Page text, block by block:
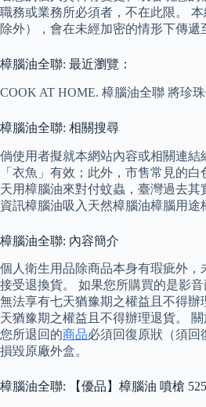
職務或業務所必須者，不在此限。
除外），會在未經加密的情形下傳遞
樟腦油全聯: 最近瀏覽：
COOK AT HOME. 樟腦油全聯 將珍
樟腦油全聯: 相關搜尋
倘使用者擬就本網站內容或相關連
「衣魚」有效；此外，市售常見的
天用樟腦油來對付蚊蟲，臺灣過去
資訊樟腦油吸入天然樟腦油樟腦用
樟腦油全聯: 內容簡介
個人衛生用品除商品本身有瑕疵外
接受退換貨。 如果您所購買的是影
無法享有七天猶豫期之權益且不得
天猶豫期之權益且不得辦理退貨。
您所退回的商品必須回復原狀（須回
損毀原廠外盒。
樟腦油全聯: 【優品】樟腦油 噴槍